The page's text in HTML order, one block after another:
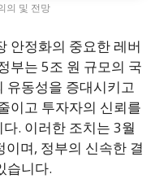
의 및 전망
안정화의 중요한 레버
부는 5조 원 규모의 국
유동성을 증대시키고
이고 투자자의 신뢰를
. 이러한 조치는 3월
며, 정부의 신속한 결
습니다.